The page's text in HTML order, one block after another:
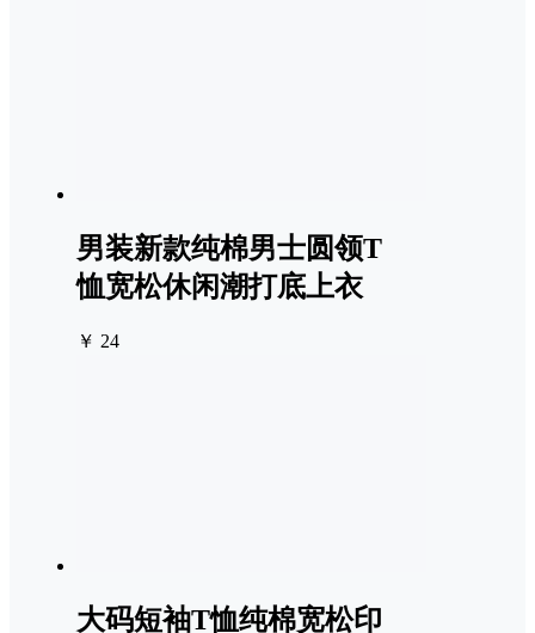
男装新款纯棉男士圆领T
恤宽松休闲潮打底上衣
￥ 24
大码短袖T恤纯棉宽松印